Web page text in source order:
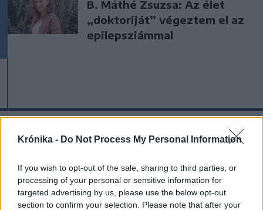
Krónika - Do Not Process My Personal Information
If you wish to opt-out of the sale, sharing to third parties, or
processing of your personal or sensitive information for
targeted advertising by us, please use the below opt-out
section to confirm your selection. Please note that after your
B. Máthé Zsuzsa: Az élet
„doktoriját” végeztem el az
epilepsziámmal
A rovat további cikkei